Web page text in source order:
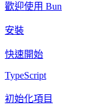
歡迎使用 Bun
安裝
快速開始
TypeScript
初始化項目